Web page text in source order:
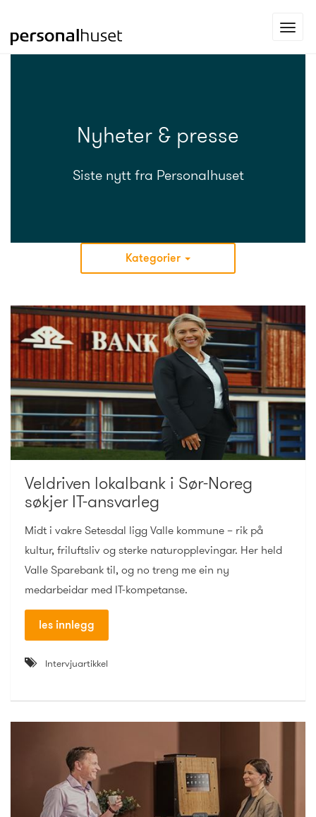
til
Nyheter & presse
Siste nytt fra Personalhuset
Kategorier
Veldriven lokalbank i Sør-Noreg
søkjer IT-ansvarleg
Midt i vakre Setesdal ligg Valle kommune – rik på
kultur, friluftsliv og sterke naturopplevingar. Her held
Valle Sparebank til, og no treng me ein ny
medarbeidar med IT-kompetanse.
les innlegg
Intervjuartikkel